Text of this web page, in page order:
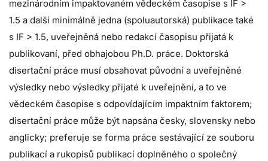
mezinárodním impaktovaném vědeckém časopise s IF >
1.5 a další minimálně jedna (spoluautorská) publikace také
s IF > 1.5, uveřejněná nebo redakcí časopisu přijatá k
publikovaní, před obhajobou Ph.D. práce. Doktorská
disertační práce musí obsahovat původní a uveřejněné
výsledky nebo výsledky přijaté k uveřejnění, a to ve
vědeckém časopise s odpovídajícím impaktním faktorem;
disertační práce může být napsána česky, slovensky nebo
anglicky; preferuje se forma práce sestávající ze souboru
publikací a rukopisů publikací doplněného o společný